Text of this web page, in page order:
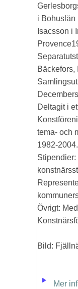
i Bohuslän
Isacsson i
Bäckefors,
Deltagit i
tema- och
1982-2004.
Övrigt:
Bild:
Mer